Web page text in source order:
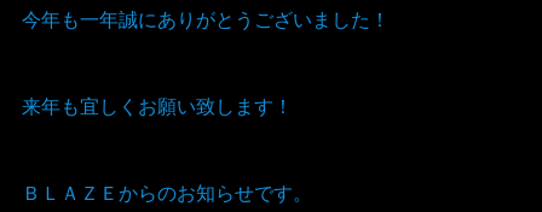
今年も一年誠にありがとうございました！
来年も宜しくお願い致します！
ＢＬＡＺＥからのお知らせです。